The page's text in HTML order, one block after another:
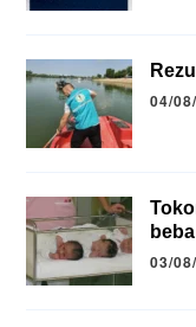
04/
beba
03/